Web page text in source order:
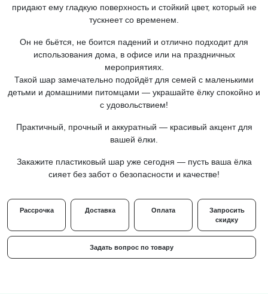
придают ему гладкую поверхность и стойкий цвет, который не
тускнеет со временем.
Он не бьётся, не боится падений и отлично подходит для
использования дома, в офисе или на праздничных
мероприятиях.
Такой шар замечательно подойдёт для семей с маленькими
детьми и домашними питомцами — украшайте ёлку спокойно и
с удовольствием!
Практичный, прочный и аккуратный — красивый акцент для
вашей ёлки.
Закажите пластиковый шар уже сегодня — пусть ваша ёлка
сияет без забот о безопасности и качестве!
Рассрочка Доставка Оплата
Запросить
скидку
Задать вопрос по товару